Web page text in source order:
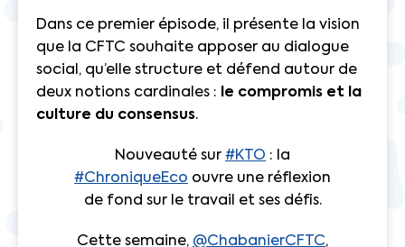
Dans ce premier épisode, il présente la vision
que la CFTC souhaite apposer au dialogue
social, qu’elle structure et défend autour de
deux notions cardinales :
le compromis et la
culture du consensus.
Nouveauté sur #KTO : la
#ChroniqueEco ouvre une réflexion
de fond sur le travail et ses défis.
Cette semaine, @ChabanierCFTC,